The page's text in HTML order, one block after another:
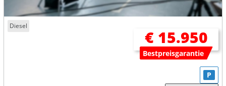
Diesel
€ 15.950
Bestpreisgarantie
P